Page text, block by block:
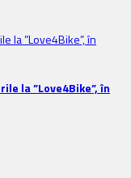
la ”Love4Bike”, în